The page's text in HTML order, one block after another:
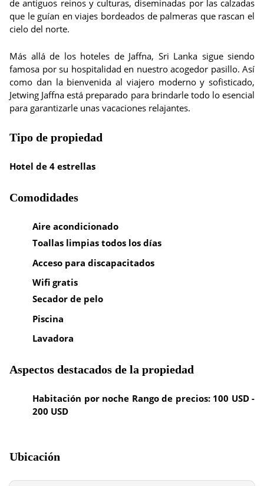
de antiguos reinos y culturas, diseminadas por las calzadas
que le guían en viajes bordeados de palmeras que rascan el
cielo del norte.
Más allá de los hoteles de Jaffna, Sri Lanka sigue siendo
famosa por su hospitalidad en nuestro acogedor pasillo. Así
como dan la bienvenida al viajero moderno y sofisticado,
Jetwing Jaffna está preparado para brindarle todo lo esencial
para garantizarle unas vacaciones relajantes.
Tipo de propiedad
Hotel de 4 estrellas
Comodidades
Aire acondicionado
Toallas limpias todos los días
Acceso para discapacitados
Wifi gratis
Secador de pelo
Piscina
Lavadora
Aspectos destacados de la propiedad
Habitación por noche Rango de precios: 100 USD -
200 USD
Ubicación